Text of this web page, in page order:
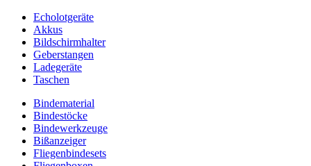
Echolotgeräte
Akkus
Bildschirmhalter
Geberstangen
Ladegeräte
Taschen
Bindematerial
Bindestöcke
Bindewerkzeuge
Bißanzeiger
Fliegenbindesets